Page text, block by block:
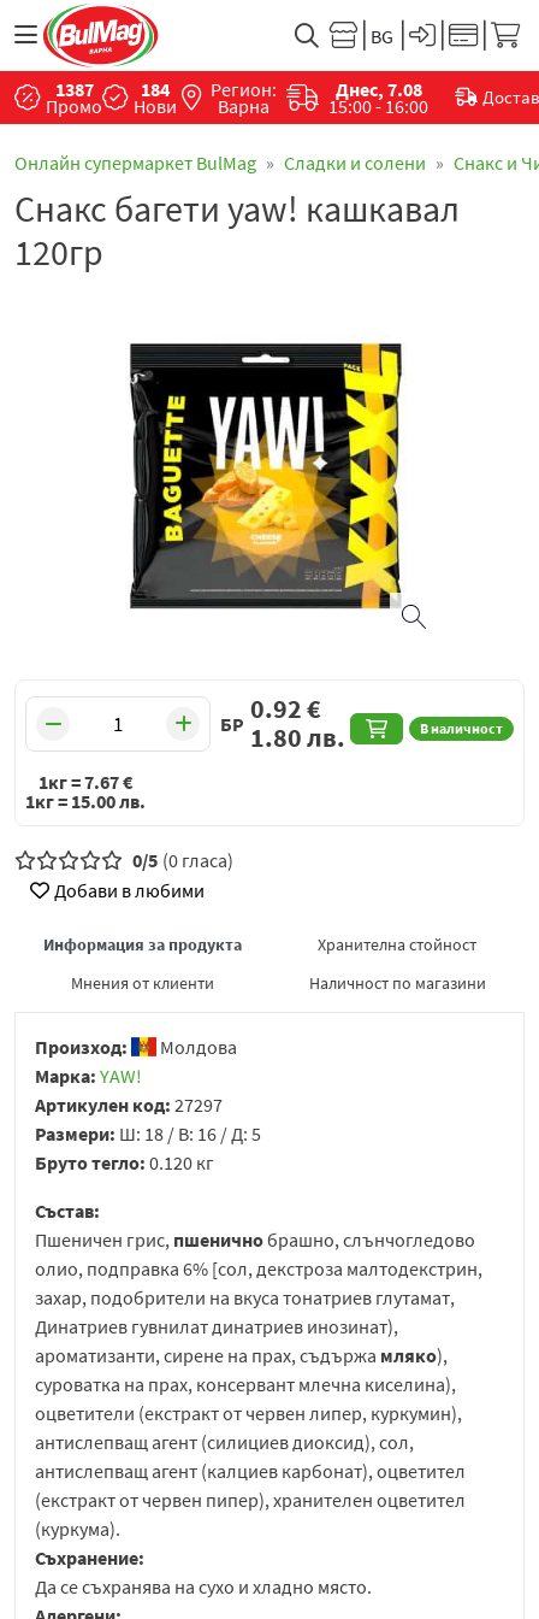
1387
Промо
184
Нови
Регион:
Варна
Днес, 7.08
15:00 - 16:00
Онлайн супермаркет BulMag Сладки и солени Снакс и
Снакс багети yaw! кашкавал
120гр
БР В наличност
0.92€
1.80лв.
1кг =7.67€
1кг = 15.00лв.
0/5 (0 гласа)
Добави в любими
Информация за продукта
Хранителна стойност
Мнения от клиенти
Наличност по магазини
Произход:
Молдова
Марка: YAW!
Артикулен код: 27297
Размери: Ш: 18 / В: 16 / Д: 5
Бруто тегло: 0.120 кг
Състав:
Пшеничен грис, пшеничнобрашно, слънчогледово
олио, подправка 6% [сол, декстроза малтодекстрин,
захар, подобрители на вкуса тонатриев глутамат,
Динатриев гувнилат динатриев инозинат),
ароматизанти, сирене на прах, съдържа мляко),
суроватка на прах, консервант млечна киселина),
оцветители (екстракт от червен липер, куркумин),
антислепващ агент (силициев диоксид), сол,
антислепващ агент (калциев карбонат), оцветител
(екстракт от червен пипер), хранителен оцветител
(куркума).
Съхранение:
Да се съхранява на сухо и хладно място.